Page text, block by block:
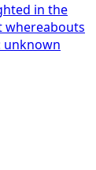
in the
whereabouts
unknown